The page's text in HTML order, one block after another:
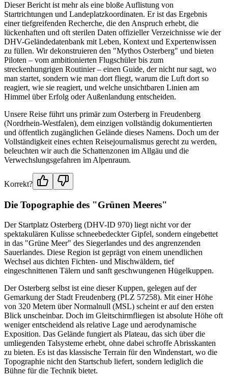
Dieser Bericht ist mehr als eine bloße Auflistung von
Startrichtungen und Landeplatzkoordinaten. Er ist das Ergebnis
einer tiefgreifenden Recherche, die den Anspruch erhebt, die
lückenhaften und oft sterilen Daten offizieller Verzeichnisse wie der
DHV-Geländedatenbank mit Leben, Kontext und Expertenwissen
zu füllen. Wir dekonstruieren den "Mythos Osterberg" und bieten
Piloten – vom ambitionierten Flugschüler bis zum
streckenhungrigen Routinier – einen Guide, der nicht nur sagt, wo
man startet, sondern wie man dort fliegt, warum die Luft dort so
reagiert, wie sie reagiert, und welche unsichtbaren Linien am
Himmel über Erfolg oder Außenlandung entscheiden.
Unsere Reise führt uns primär zum Osterberg in Freudenberg
(Nordrhein-Westfalen), dem einzigen vollständig dokumentierten
und öffentlich zugänglichen Gelände dieses Namens. Doch um der
Vollständigkeit eines echten Reisejournalismus gerecht zu werden,
beleuchten wir auch die Schattenzonen im Allgäu und die
Verwechslungsgefahren im Alpenraum.
Korrekt?
Die Topographie des "Grünen Meeres"
Der Startplatz Osterberg (DHV-ID 970) liegt nicht vor der
spektakulären Kulisse schneebedeckter Gipfel, sondern eingebettet
in das "Grüne Meer" des Siegerlandes und des angrenzenden
Sauerlandes. Diese Region ist geprägt von einem unendlichen
Wechsel aus dichten Fichten- und Mischwäldern, tief
eingeschnittenen Tälern und sanft geschwungenen Hügelkuppen.
Der Osterberg selbst ist eine dieser Kuppen, gelegen auf der
Gemarkung der Stadt Freudenberg (PLZ 57258). Mit einer Höhe
von 320 Metern über Normalnull (MSL) scheint er auf den ersten
Blick unscheinbar. Doch im Gleitschirmfliegen ist absolute Höhe oft
weniger entscheidend als relative Lage und aerodynamische
Exposition. Das Gelände fungiert als Plateau, das sich über die
umliegenden Talsysteme erhebt, ohne dabei schroffe Abrisskanten
zu bieten. Es ist das klassische Terrain für den Windenstart, wo die
Topographie nicht den Startschub liefert, sondern lediglich die
Bühne für die Technik bietet.